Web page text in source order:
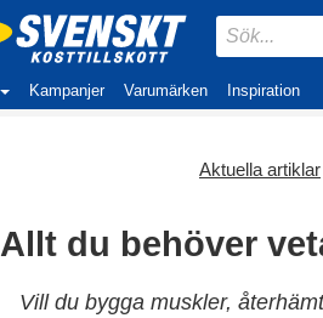
Kampanjer Varumärken Inspiration
Aktuella artiklar
Allt du behöver
Vill du bygga muskler,